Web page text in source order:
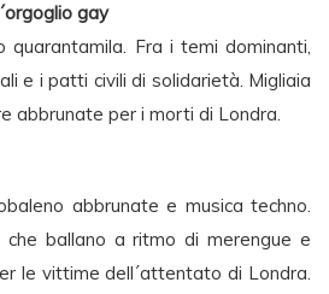
gay
quarantamila. Fra i temi dominanti,
e i patti civili di solidarietà. Migliaia
abbrunate per i morti di Londra.
abbrunate e musica techno.
che ballano a ritmo di merengue e
le vittime dell´attentato di Londra.